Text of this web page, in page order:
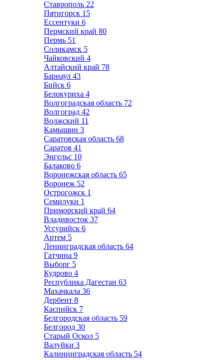
Ставрополь 22
Пятигорск 15
Ессентуки 6
Пермский край 80
Пермь 51
Соликамск 5
Чайковский 4
Алтайский край 78
Барнаул 43
Бийск 6
Белокуриха 4
Волгоградская область 72
Волгоград 42
Волжский 11
Камышин 3
Саратовская область 68
Саратов 41
Энгельс 10
Балаково 6
Воронежская область 65
Воронеж 52
Острогожск 1
Семилуки 1
Приморский край 64
Владивосток 37
Уссурийск 6
Артем 5
Ленинградская область 64
Гатчина 9
Выборг 5
Кудрово 4
Республика Дагестан 63
Махачкала 36
Дербент 8
Каспийск 7
Белгородская область 59
Белгород 30
Старый Оскол 5
Валуйки 3
Калининградская область 54